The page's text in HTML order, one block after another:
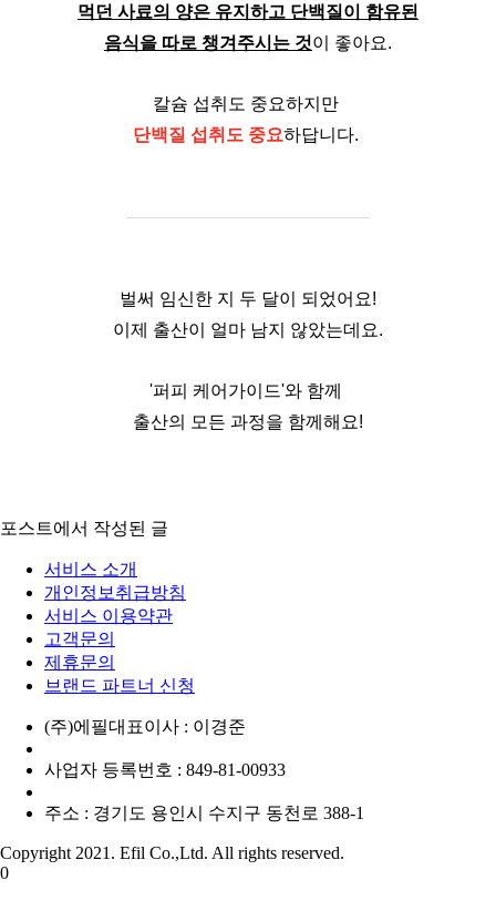
먹던 사료의 양은 유지하고 단백질이 함유된
음식을 따로 챙겨주시는 것이 좋아요.
칼슘 섭취도 중요하지만
단백질 섭취도 중요하답니다.
벌써 임신한 지 두 달이 되었어요!
이제 출산이 얼마 남지 않았는데요.
'퍼피 케어가이드'와 함께
출산의 모든 과정을 함께해요!
포스트에서 작성된 글
서비스 소개
개인정보취급방침
서비스 이용약관
고객문의
제휴문의
브랜드 파트너 신청
(주)에필대표이사 : 이경준
사업자 등록번호 : 849-81-00933
주소 : 경기도 용인시 수지구 동천로 388-1
Copyright 2021. Efil Co.,Ltd. All rights reserved.
0